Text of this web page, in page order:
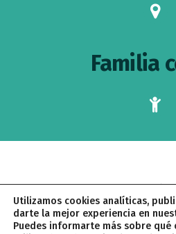
map-
Familia
child
POLÍTICA DE COOKIES
Utilizamos cookies analíticas,
darte la mejor experiencia en
Puedes informarte más sobre qué